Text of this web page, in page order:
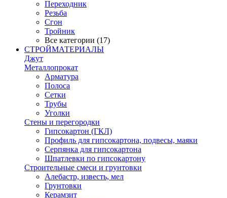
Переходник
Резьба
Сгон
Тройник
Все категории (17)
СТРОЙМАТЕРИАЛЫ
Джут
Металлопрокат
Арматура
Полоса
Сетки
Трубы
Уголки
Стены и перегородки
Гипсокартон (ГКЛ)
Профиль для гипсокартона, подвесы, маяки
Серпянка для гипсокартона
Шпатлевки по гипсокартону
Строительные смеси и грунтовки
Алебастр, известь, мел
Грунтовки
Керамзит